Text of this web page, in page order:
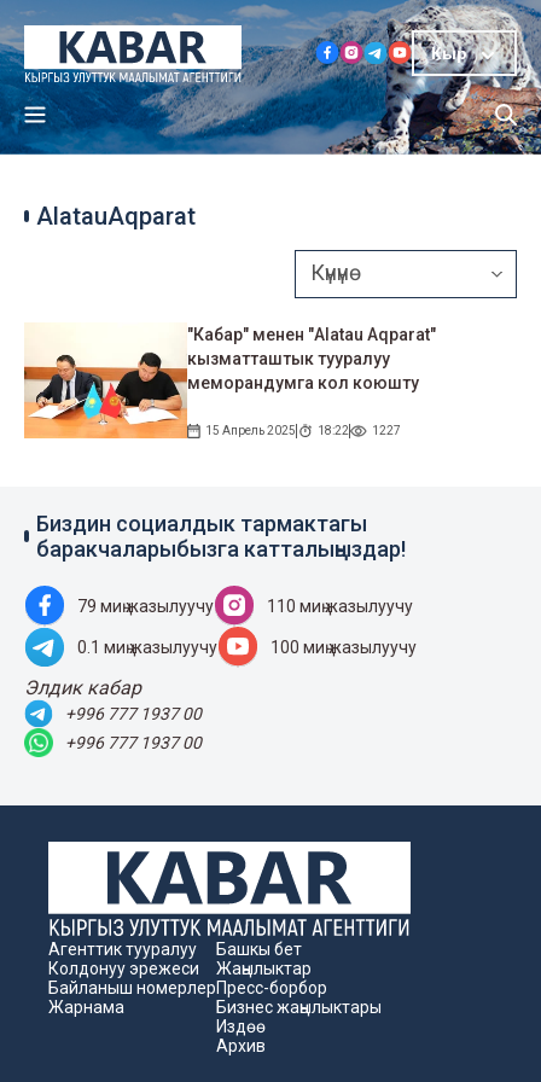
Кыр
AlatauAqparat
"Кабар" менен "Аlatau Aqparat"
кызматташтык тууралуу
меморандумга кол коюшту
15 Апрель 2025 18:22 1227
Биздин социалдык тармактагы
баракчаларыбызга катталыңыздар!
79 миң жазылуучу 110 миң жазылуучу
0.1 миң жазылуучу 100 миң жазылуучу
Элдик кабар
+996 777 1937 00
+996 777 1937 00
Агенттик тууралуу
Колдонуу эрежеси
Байланыш номерлер
Жарнама
Башкы бет
Жаңылыктар
Пресс-борбор
Бизнес жаңылыктары
Издөө
Архив